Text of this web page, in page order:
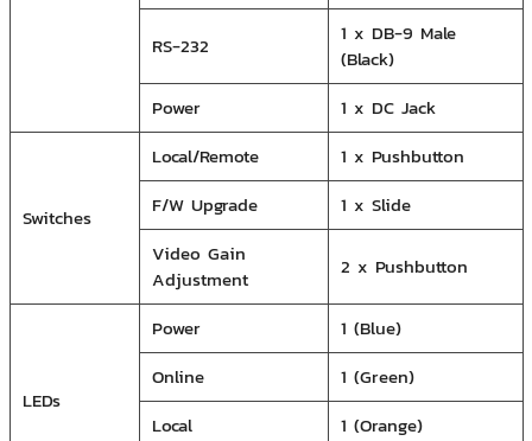
RS-232
1 x DB-9 Male
(Black)
Power
1 x DC Jack
Switches
Local/Remote
1 x Pushbutton
F/W Upgrade
1 x Slide
Video Gain
Adjustment
2 x Pushbutton
LEDs
Power
1 (Blue)
Online
1 (Green)
Local
1 (Orange)